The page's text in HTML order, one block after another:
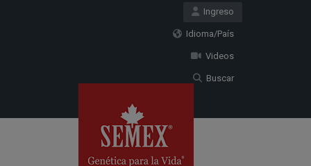
Ingreso
Idioma/País
Videos
Buscar